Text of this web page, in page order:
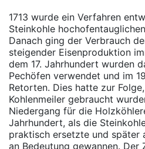
1713 wurde ein Verfahren
Steinkohle
Danach ging der Verbrauch
steigender Eisenproduktion
dem 17. Jahrhundert wurden
Pechöfen verwendet und im
Retorten. Dies hatte zur
Kohlenmeiler gebraucht
Niedergang für die
Jahrhundert, als die
praktisch ersetzte und später
an Bedeutung gewannen.